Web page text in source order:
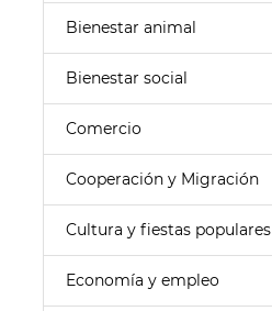
Bienestar animal
Bienestar social
Comercio
Cooperación y Migración
Cultura y fiestas populares
Economía y empleo